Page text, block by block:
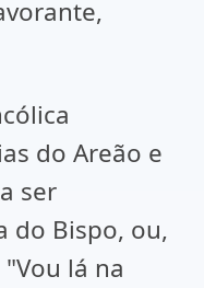
do Areão e
ser
do Bispo, ou,
lá na